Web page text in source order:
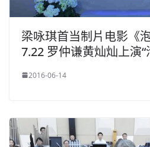
梁咏琪首当制片电影《
7.22 罗仲谦黄灿灿上演“
2016-06-14